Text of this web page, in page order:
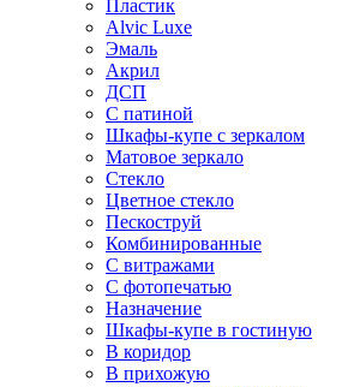
Пластик
Alvic Luxe
Эмаль
Акрил
ДСП
С патиной
Шкафы-купе с зеркалом
Матовое зеркало
Стекло
Цветное стекло
Пескоструй
Комбинированные
С витражами
С фотопечатью
Назначение
Шкафы-купе в гостиную
В коридор
В прихожую